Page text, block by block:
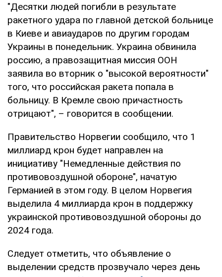
"Десятки людей погибли в результате
ракетного удара по главной детской больнице
в Киеве и авиаударов по другим городам
Украины в понедельник. Украина обвинила
россию, а правозащитная миссия ООН
заявила во вторник о "высокой вероятности"
того, что российская ракета попала в
больницу. В Кремле свою причастность
отрицают", – говорится в сообщении.
Правительство Норвегии сообщило, что 1
миллиард крон будет направлен на
инициативу "Немедленные действия по
противовоздушной обороне", начатую
Германией в этом году. В целом Норвегия
выделила 4 миллиарда крон в поддержку
украинской противовоздушной обороны до
2024 года.
Следует отметить, что объявление о
выделении средств прозвучало через день